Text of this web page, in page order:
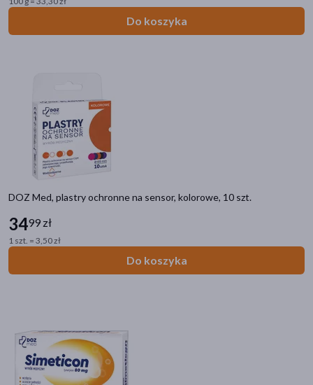
Do koszyka
DOZ Med, plastry ochronne na sensor, kolorowe, 10 szt.
3499 zł
1 szt. = 3,50 zł
Do koszyka
25-36 miesięcy
pokaż więcej
Typ produktu
Wyrób medyczny
Materiały opatrunkowe
Sposób aplikacji
na skórę(62)